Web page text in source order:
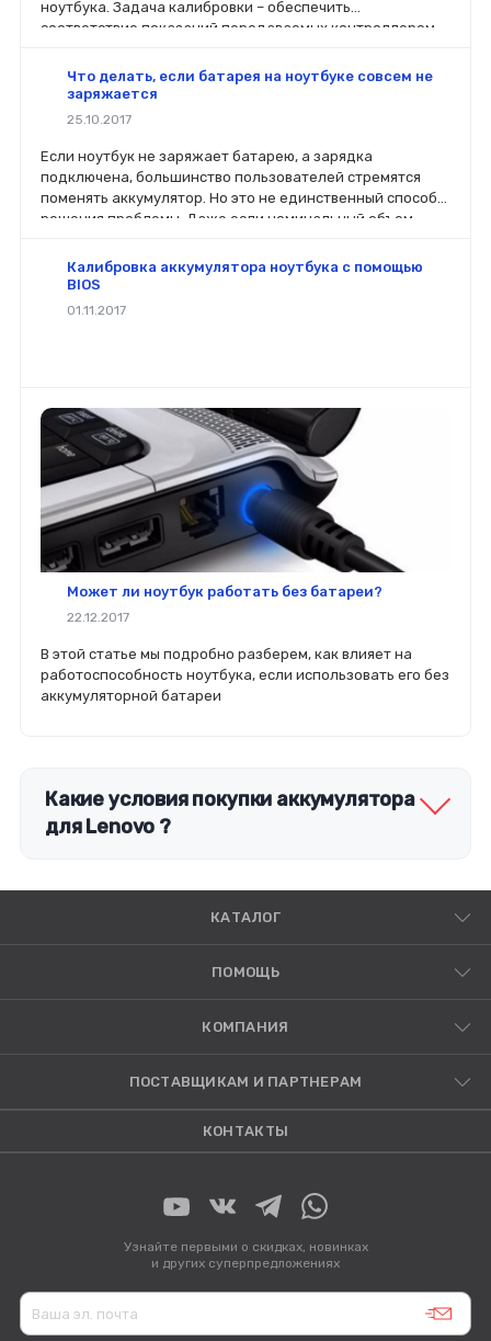
ноутбука. Задача калибровки – обеспечить
соответствие показаний передаваемых контроллером,
Что делать, если батарея на ноутбуке совсем не
заряжается
25.10.2017
Если ноутбук не заряжает батарею, а зарядка
подключена, большинство пользователей стремятся
поменять аккумулятор. Но это не единственный способ
решения проблемы. Даже если номинальный объем
стоит спешить ее менять.
Калибровка аккумулятора ноутбука с помощью
BIOS
01.11.2017
Может ли ноутбук работать без батареи?
22.12.2017
В этой статье мы подробно разберем, как влияет на
работоспособность ноутбука, если использовать его без
аккумуляторной батареи
Какие условия покупки аккумулятора
для Lenovo ?
КАТАЛОГ
ПОМОЩЬ
КОМПАНИЯ
ПОСТАВЩИКАМ И ПАРТНЕРАМ
КОНТАКТЫ
Узнайте первыми о скидках, новинках
и других суперпредложениях